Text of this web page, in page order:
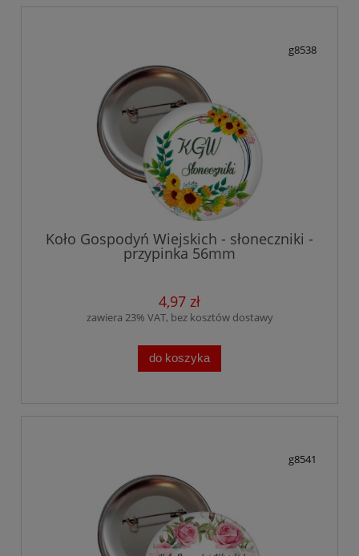
g8538
Koło Gospodyń Wiejskich - słoneczniki -
przypinka 56mm
4,97 zł
zawiera 23% VAT, bez kosztów dostawy
do koszyka
g8541